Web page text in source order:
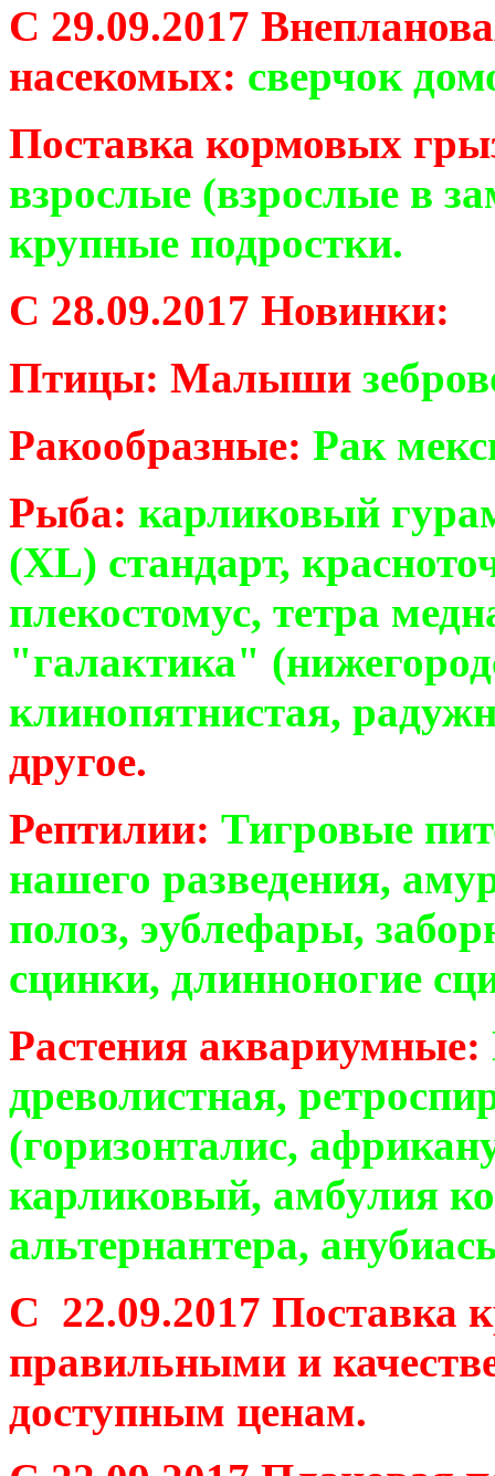
С 29.09.2017
насекомых: сверчок
Поставка кормовых
взрослые (взрослые в
крупные подростки.
С 28.09.2017 Новинки:
Птицы: Малыши
Ракообразные: Рак
Рыба: карликовый
(XL) стандарт,
плекостомус, тетра
"галактика"
клинопятнистая,
другое.
Рептилии: Тигровые
нашего разведения,
полоз, эублефары,
сцинки, длинноногие
Растения аквариумные:
древолистная,
(горизонталис,
карликовый, амбулия
альтернантера,
C 22.09.2017 Поставка
правильными и
доступным ценам.